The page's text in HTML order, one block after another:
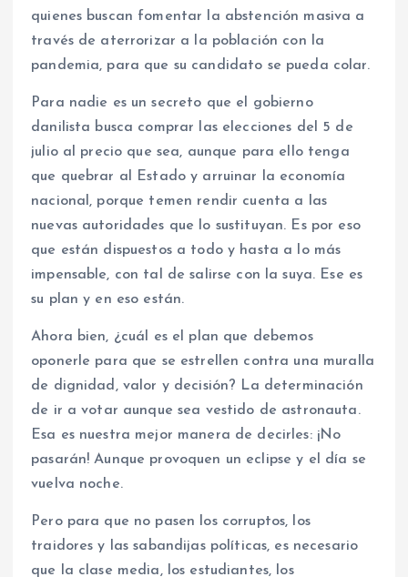
quienes buscan fomentar la abstención masiva a
través de aterrorizar a la población con la
pandemia, para que su candidato se pueda colar.
Para nadie es un secreto que el gobierno
danilista busca comprar las elecciones del 5 de
julio al precio que sea, aunque para ello tenga
que quebrar al Estado y arruinar la economía
nacional, porque temen rendir cuenta a las
nuevas autoridades que lo sustituyan. Es por eso
que están dispuestos a todo y hasta a lo más
impensable, con tal de salirse con la suya. Ese es
su plan y en eso están.
Ahora bien, ¿cuál es el plan que debemos
oponerle para que se estrellen contra una muralla
de dignidad, valor y decisión? La determinación
de ir a votar aunque sea vestido de astronauta.
Esa es nuestra mejor manera de decirles: ¡No
pasarán! Aunque provoquen un eclipse y el día se
vuelva noche.
Pero para que no pasen los corruptos, los
traidores y las sabandijas políticas, es necesario
que la clase media, los estudiantes, los